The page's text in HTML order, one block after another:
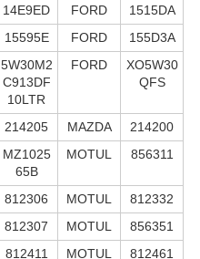
14E9ED FORD
1515DA
15595E FORD
155D3A
5W30M2
C913DF
10LTR
FORD
XO5W30
QFS
214205 MAZDA
214200
MZ1025
65B
MOTUL 856311
812306 MOTUL
812332
812307 MOTUL
856351
812411 MOTUL
812461